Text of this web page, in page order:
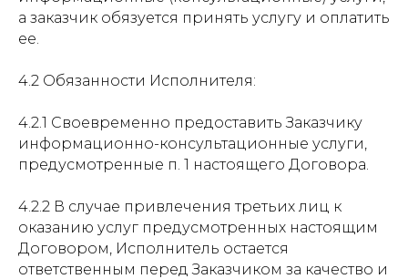
а заказчик обязуется принять услугу и оплатить
ее.
4.2 Обязанности Исполнителя:
4.2.1 Своевременно предоставить Заказчику
информационно-консультационные услуги,
предусмотренные п. 1 настоящего Договора.
4.2.2 В случае привлечения третьих лиц к
оказанию услуг предусмотренных настоящим
Договором, Исполнитель остается
ответственным перед Заказчиком за качество и